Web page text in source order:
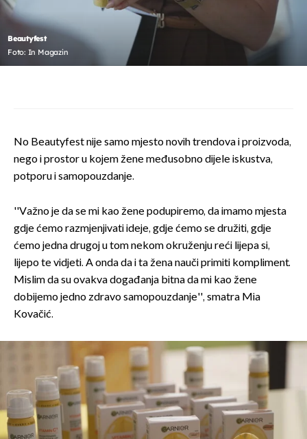
Beautyfest
Foto: In Magazin
No Beautyfest nije samo mjesto novih trendova i proizvoda,
nego i prostor u kojem žene međusobno dijele iskustva,
potporu i samopouzdanje.
''Važno je da se mi kao žene podupiremo, da imamo mjesta
gdje ćemo razmjenjivati ideje, gdje ćemo se družiti, gdje
ćemo jedna drugoj u tom nekom okruženju reći lijepa si,
lijepo te vidjeti. A onda da i ta žena nauči primiti kompliment.
Mislim da su ovakva događanja bitna da mi kao žene
dobijemo jedno zdravo samopouzdanje'', smatra Mia
Kovačić.